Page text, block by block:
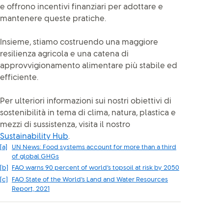
e offrono incentivi finanziari per adottare e
mantenere queste pratiche.
Insieme, stiamo costruendo una maggiore
resilienza agricola e una catena di
approvvigionamento alimentare più stabile ed
efficiente.
Per ulteriori informazioni sui nostri obiettivi di
sostenibilità in tema di clima, natura, plastica e
mezzi di sussistenza, visita il nostro
Sustainability Hub.
[a]
UN News: Food systems account for more than a third
of global GHGs
[b]
FAO warns 90 percent of world’s topsoil at risk by 2050
[c]
FAO State of the World’s Land and Water Resources
Report, 2021